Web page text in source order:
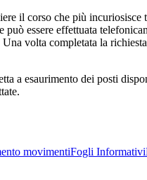
il corso che più
può essere effettuata
volta completata la
a esaurimento dei posti
movimentiFogli Informativi